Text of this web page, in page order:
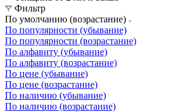
Фильтр
По умолчанию (возрастание)
По популярности (убывание)
По популярности (возрастание)
По алфавиту (убывание)
По алфавиту (возрастание)
По цене (убывание)
По цене (возрастание)
По наличию (убывание)
По наличию (возрастание)